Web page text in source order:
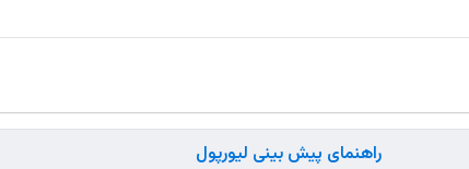
راهنمای پیش بینی لیورپول